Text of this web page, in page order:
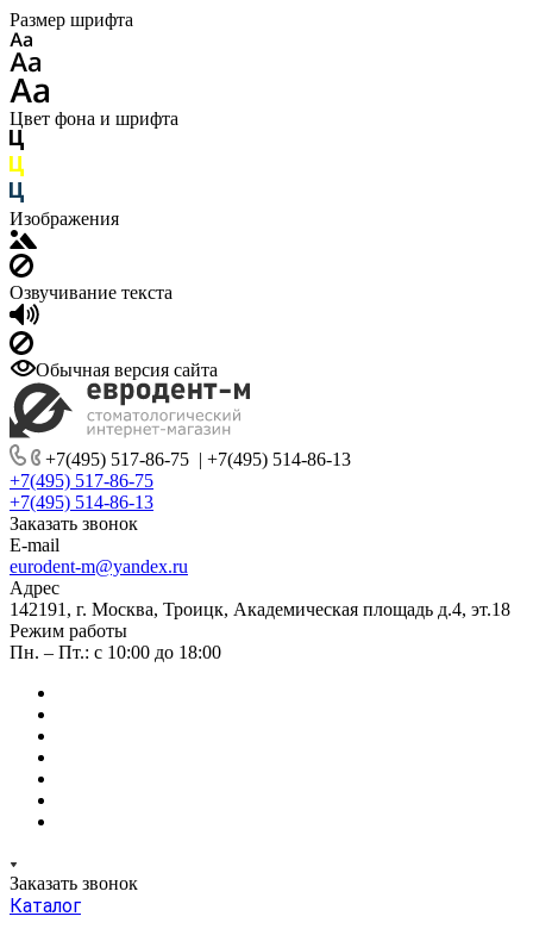
Размер шрифта
Цвет фона и шрифта
Изображения
Озвучивание текста
Обычная версия сайта
+7(495) 517-86-75 | +7(495) 514-86-13
+7(495) 517-86-75
+7(495) 514-86-13
Заказать звонок
E-mail
eurodent-m@yandex.ru
Адрес
142191, г. Москва, Троицк, Академическая площадь д.4, эт.18
Режим работы
Пн. – Пт.: с 10:00 до 18:00
Заказать звонок
Каталог